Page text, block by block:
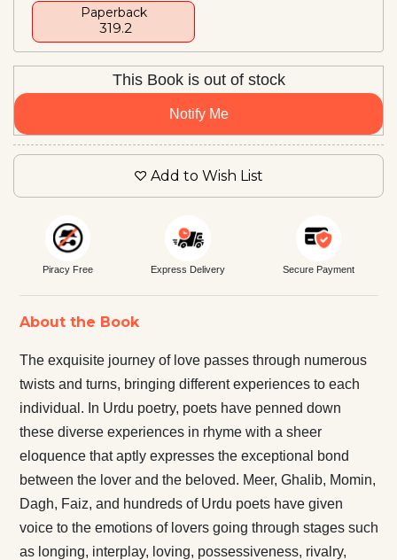
Paperback
₹ 319.2
This Book is out of stock
Notify Me
Add to Wish List
Piracy Free Express Delivery Secure Payment
About the Book
The exquisite journey of love passes through numerous
twists and turns, bringing different experiences to each
individual. In Urdu poetry, poets have penned down
these diverse experiences in rhyme with a sheer
eloquence that aptly expresses the exceptional bond
between the lover and the beloved. Meer, Ghalib, Momin,
Dagh, Faiz, and hundreds of Urdu poets have given
voice to the emotions of lovers going through stages such
as longing, interplay, loving, possessiveness, rivalry,